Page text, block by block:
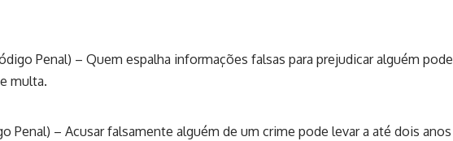
Penal) – Quem espalha informações falsas para prejudicar alguém pode
multa.
Penal) – Acusar falsamente alguém de um crime pode levar a até dois anos